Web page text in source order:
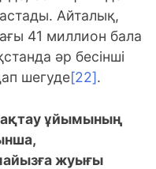
Айталық,
41 миллион бала
әр бесінші
шегуде[22].
ұйымының
жуығы